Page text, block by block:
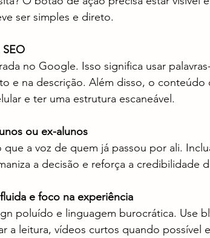
ser simples e direto.
no Google. Isso significa usar
e na descrição. Além disso, o conteúdo
e ter uma estrutura escaneável.
ou ex-alunos
a voz de quem já passou por ali.
a decisão e reforça a credibilidade
e foco na experiência
poluído e linguagem burocrática. Use
a leitura, vídeos curtos quando possível